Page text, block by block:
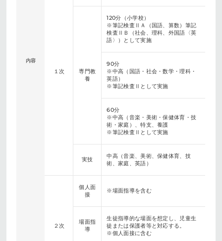
内容
１次
専門教
養
120分（小学校）
※筆記検査ⅡＡ（国語、算数）筆記
検査ⅡＢ（社会、理科、外国語〈英
語〉）として実施
90分
※中高（国語・社会・数学・理科・
英語）
※筆記検査Ⅱとして実施
60分
※中高（音楽・美術・保健体育・技
術・家庭）、特支、養護
※筆記検査Ⅱとして実施
実技
中高（音楽、美術、保健体育、技
術、家庭、英語）
２次
個人面
接
※場面指導を含む
場面指
導
生徒指導的な場面を想定し、児童生
徒または保護者等と対応する。
※個人面接に含む